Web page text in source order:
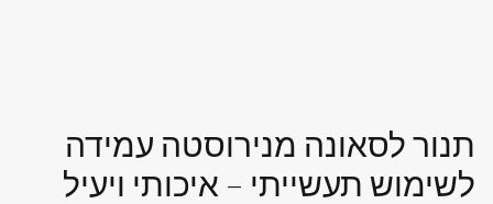
תנור לסאונה מנירוסטה עמידה
לשימוש תעשייתי – איכותי ויעיל